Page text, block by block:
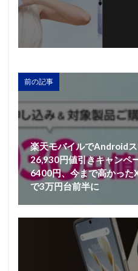
前の記事
楽天モバイルでAndroid
26,930円値引きキャンペ
6400円、今まで高かった
で3万円台前半に